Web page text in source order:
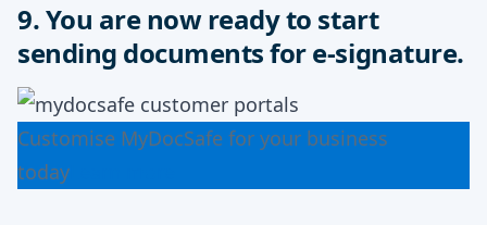
9. You are now ready to start
sending documents for e-signature.
Customise MyDocSafe for your business
today